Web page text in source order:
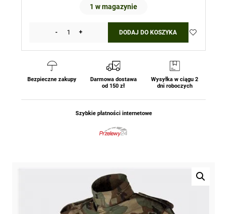
1 w magazynie
-
ilość
NyCo
Helikon-
+ DODAJ DO KOSZYKA
Bezpieczne zakupy
Darmowa dostawa
od 150 zł
Wysyłka w ciągu 2
dni roboczych
Szybkie płatności internetowe